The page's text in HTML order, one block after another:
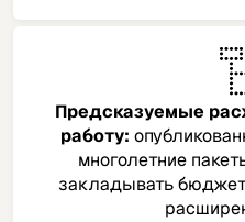
Предсказуемые
работу:
многолетние
закладывать